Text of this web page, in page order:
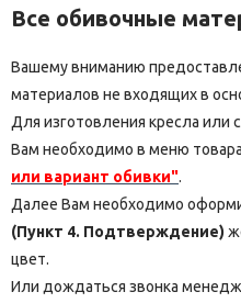
Все обивочные
Вашему вниманию
материалов не входящих в
Для изготовления кресла или
Вам необходимо в меню
или вариант обивки".
Далее Вам необходимо
(Пункт 4. Подтверждение)
цвет.
Или дождаться звонка